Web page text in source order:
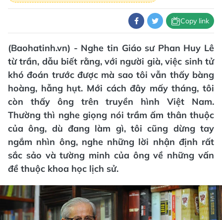
Copy link
(Baohatinh.vn) - Nghe tin Giáo sư Phan Huy Lê
từ trần, dẫu biết rằng, với người già, việc sinh tử
khó đoán trước được mà sao tôi vẫn thấy bàng
hoàng, hẫng hụt. Mới cách đây mấy tháng, tôi
còn thấy ông trên truyền hình Việt Nam.
Thường thì nghe giọng nói trầm ấm thân thuộc
của ông, dù đang làm gì, tôi cũng dừng tay
ngắm nhìn ông, nghe những lời nhận định rất
sắc sảo và tường minh của ông về những vấn
đề thuộc khoa học lịch sử.